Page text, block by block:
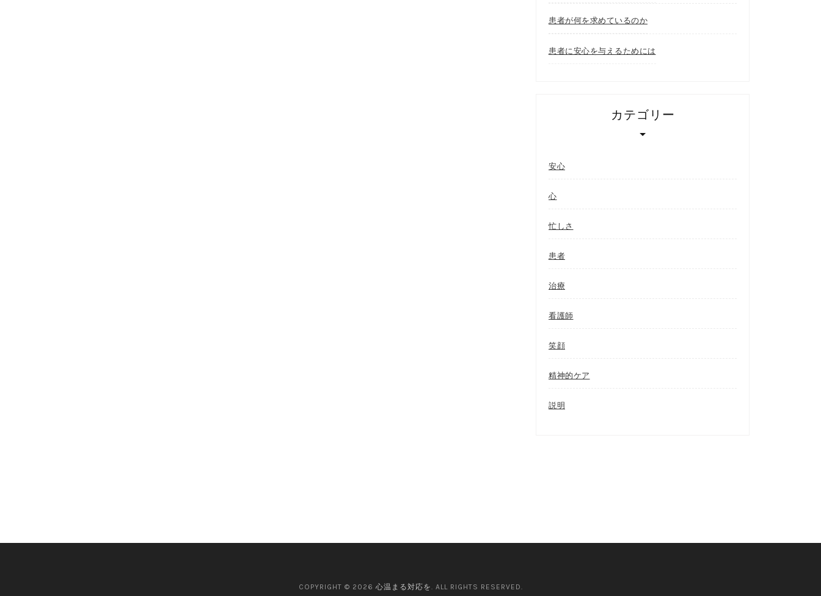
患者が何を求めているのか
患者に安心を与えるためには
カテゴリー
安心
心
忙しさ
患者
治療
看護師
笑顔
精神的ケア
説明
COPYRIGHT © 2026 心温まる対応を. ALL RIGHTS RESERVED.